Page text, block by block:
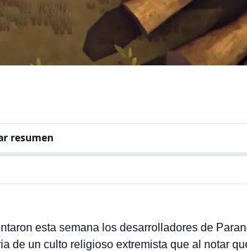
resumen
esta semana los desarrolladores de
de un culto religioso extremista que al notar